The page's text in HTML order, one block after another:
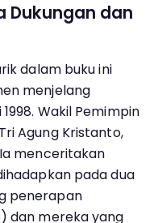
Dukungan dan
dalam buku ini
menjelang
Wakil Pemimpin
Agung Kristanto,
menceritakan
pada dua
penerapan
dan mereka yang